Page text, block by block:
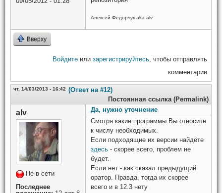
Алексей Федорчук aka alv
Вверху
Войдите или зарегистрируйтесь , чтобы отправлять
комментарии
чт, 14/03/2013 - 16:42 (Ответ на #12)
Постоянная ссылка (Permalink)
alv
Не в сети
Последнее
Да, нужно уточнение
Смотря какие программы Вы относите
к числу необходимых.
Если подходящие их версии найдёте
здесь - скорее всего, проблем не
будет.
Если нет - как сказал предыдущий
оратор. Правда, тогда их скорее
всего и в 12.3 нету